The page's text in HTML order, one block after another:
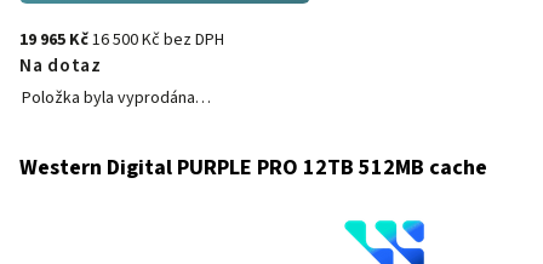
19 965 Kč16 500 Kč bez DPH
Na dotaz
Položka byla vyprodána…
Western Digital PURPLE PRO 12TB 512MB cache